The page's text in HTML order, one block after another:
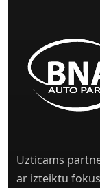
Uzticams
ar izteiktu